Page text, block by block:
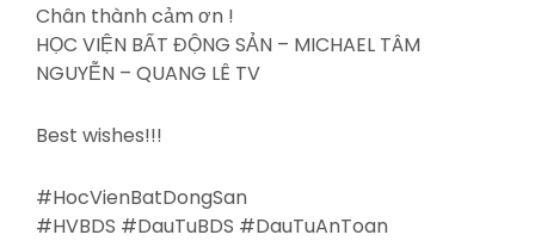
Chân thành cảm ơn !
HỌC VIỆN BẤT ĐỘNG SẢN – MICHAEL TÂM
NGUYỄN – QUANG LÊ TV
Best wishes!!!
#HocVienBatDongSan
#HVBDS #DauTuBDS #DauTuAnToan